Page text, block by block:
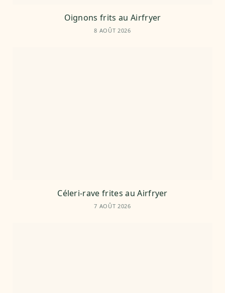
Oignons frits au Airfryer
8 AOÛT 2026
Céleri-rave frites au Airfryer
7 AOÛT 2026